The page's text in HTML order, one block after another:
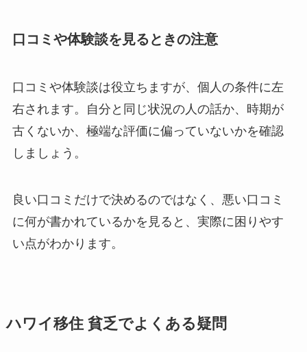
口コミや体験談を見るときの注意
口コミや体験談は役立ちますが、個人の条件に左
右されます。自分と同じ状況の人の話か、時期が
古くないか、極端な評価に偏っていないかを確認
しましょう。
良い口コミだけで決めるのではなく、悪い口コミ
に何が書かれているかを見ると、実際に困りやす
い点がわかります。
ハワイ移住 貧乏でよくある疑問